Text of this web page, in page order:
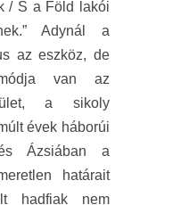
/ S a Föld lakói
Adynál a
az eszköz, de
van az
a sikoly
évek háborúi
Ázsiában a
határait
hadfiak nem